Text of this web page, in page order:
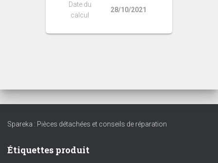
Date du
calcul
28/10/2021
Spareka : Pièces détachées et conseils de réparation
Étiquettes produit